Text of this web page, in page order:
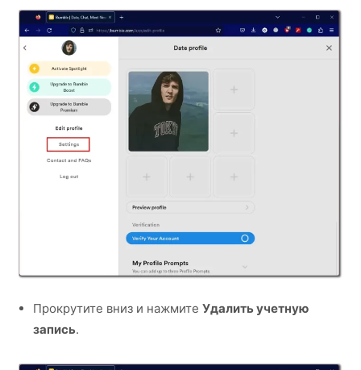
Прокрутите вниз и нажмите Удалить учетную
запись.